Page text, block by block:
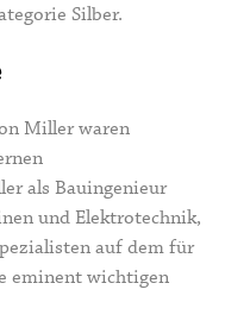
Silber.
Millerwaren
als Bauingenieur
und Elektrotechnik,
auf dem für
eminent wichtigen